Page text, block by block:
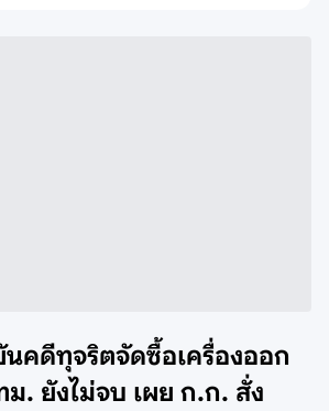
คดีทุจริตจัดซื้อเครื่องออก
ม. ยังไม่จบ เผย ก.ก. สั่ง